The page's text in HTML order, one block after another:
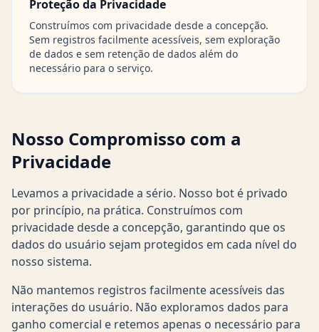
Proteção da Privacidade
Construímos com privacidade desde a concepção.
Sem registros facilmente acessíveis, sem exploração
de dados e sem retenção de dados além do
necessário para o serviço.
Nosso Compromisso com a
Privacidade
Levamos a privacidade a sério. Nosso bot é privado
por princípio, na prática. Construímos com
privacidade desde a concepção, garantindo que os
dados do usuário sejam protegidos em cada nível do
nosso sistema.
Não mantemos registros facilmente acessíveis das
interações do usuário. Não exploramos dados para
ganho comercial e retemos apenas o necessário para